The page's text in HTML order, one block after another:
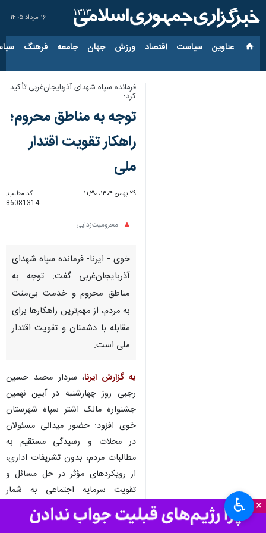
۱۶ مرداد ۱۴۰۵
عناوین‌ سیاست اقتصاد ورزش جهان جامعه فرهنگ
×
فرمانده سپاه شهدای آذربایجان‌غربی تأکید
کرد؛
توجه به مناطق محروم؛
راهکار تقویت اقتدار
ملی
۲۹ بهمن ۱۴۰۴، ۱۱:۳۰
کد مطلب:
86081314
محرومیت‌زدایی
خوی - ایرنا- فرمانده سپاه شهدای
آذربایجان‌غربی گفت: توجه به
مناطق محروم و خدمت بی‌منت
به مردم، از مهم‌ترین راهکارها برای
مقابله با دشمنان و تقویت اقتدار
ملی است.
به گزارش ایرنا، سردار محمد حسین
رجبی روز چهارشنبه در آیین نهمین
جشنواره مالک اشتر سپاه شهرستان
خوی افزود: حضور میدانی مسئولان
در محلات و رسیدگی مستقیم به
مطالبات مردم، بدون تشریفات اداری،
از رویکردهای مؤثر در حل مسائل و
تقویت سرمایه اجتماعی به شمار
♿︎